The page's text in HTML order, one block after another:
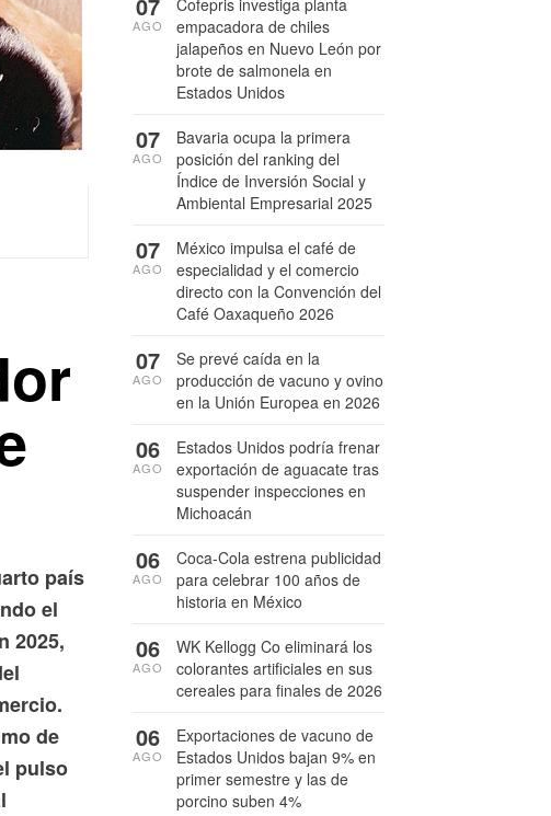
país
el
2025,
de
pulso
empacadora de chiles
jalapeños en Nuevo León por
brote de salmonela en
Estados Unidos
AGO
Bavaria ocupa la primera
posición del ranking del
Índice de Inversión Social y
Ambiental Empresarial 2025
07
AGO
México impulsa el café de
especialidad y el comercio
directo con la Convención del
Café Oaxaqueño 2026
07
AGO
Se prevé caída en la
producción de vacuno y ovino
en la Unión Europea en 2026
07
AGO
Estados Unidos podría frenar
exportación de aguacate tras
suspender inspecciones en
Michoacán
06
AGO
Coca-Cola estrena publicidad
para celebrar 100 años de
historia en México
06
AGO
WK Kellogg Co eliminará los
colorantes artificiales en sus
cereales para finales de 2026
06
AGO
Exportaciones de vacuno de
Estados Unidos bajan 9% en
primer semestre y las de
porcino suben 4%
06
AGO